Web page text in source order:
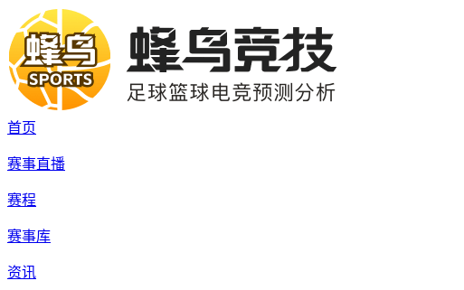
首页
赛事直播
赛程
赛事库
资讯